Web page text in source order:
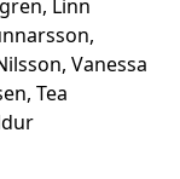
Linn
Vanessa
Tea